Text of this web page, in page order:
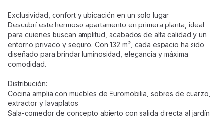
Exclusividad, confort y ubicación en un solo lugar
Descubrí este hermoso apartamento en primera planta, ideal
para quienes buscan amplitud, acabados de alta calidad y un
entorno privado y seguro. Con 132 m², cada espacio ha sido
diseñado para brindar luminosidad, elegancia y máxima
comodidad.
Distribución:
Cocina amplia con muebles de Euromobilia, sobres de cuarzo,
extractor y lavaplatos
Sala-comedor de concepto abierto con salida directa al jardín